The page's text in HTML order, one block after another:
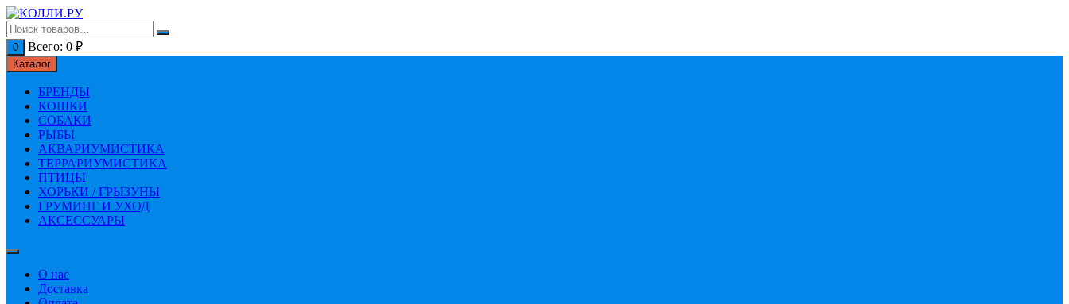
Перейти
к
содержимому
0 Всего: 0 ₽
Каталог
БРЕНДЫ
КОШКИ
СОБАКИ
РЫБЫ
АКВАРИУМИСТИКА
ТЕРРАРИУМИСТИКА
ПТИЦЫ
ХОРЬКИ / ГРЫЗУНЫ
ГРУМИНГ И УХОД
АКСЕССУАРЫ
О нас
Доставка